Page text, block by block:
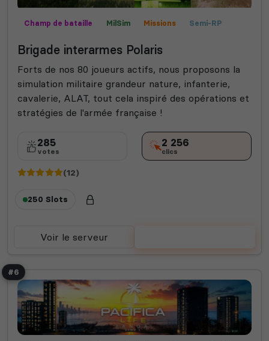
Champ de bataille MilSim Missions
Semi-RP
Brigade interarmes Polaris
Forts de nos 80 joueurs actifs, nous proposons la
simulation militaire grandeur nature, infanterie,
cavalerie, ALAT, tout cela inspiré des opérations et
stratégies de l'armée française !
285
votes
2 256
clics
(12)
250 Slots
Voir le serveur
#6